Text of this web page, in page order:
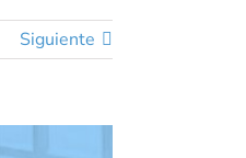
Siguiente